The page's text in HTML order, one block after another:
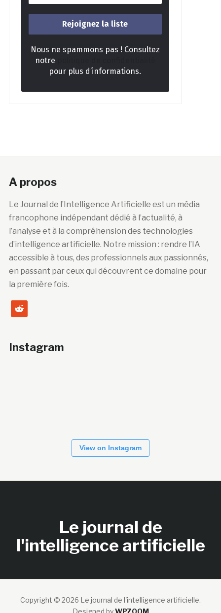
Nous ne spammons pas ! Consultez
notre
pour plus d’informations.
A propos
Le Journal de l’Intelligence Artificielle est un média
francophone indépendant dédié à l’actualité, à
l’analyse et à la compréhension des technologies
d’intelligence artificielle. Notre mission : rendre l’IA
accessible à tous, des professionnels aux passionnés,
en passant par ceux qui découvrent ce domaine pour
la première fois.
reddit
Instagram
View on Instagram
Le journal de
l'intelligence artificielle
Copyright © 2026 Le journal de l'intelligence artificielle.
Designed byWPZOOM